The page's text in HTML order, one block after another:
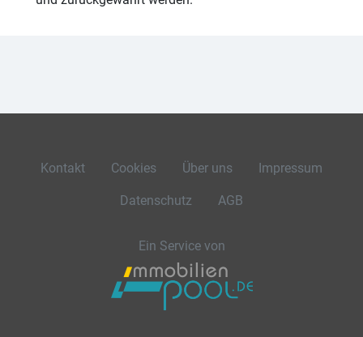
Kontakt Cookies Über uns Impressum
Datenschutz AGB
Ein Service von